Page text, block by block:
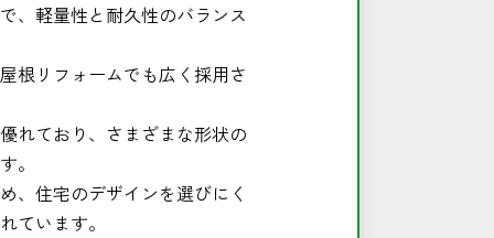
、軽量性と耐久性のバランス
根リフォームでも広く採用さ
れており、さまざまな形状の
。
、住宅のデザインを選びにく
ています。